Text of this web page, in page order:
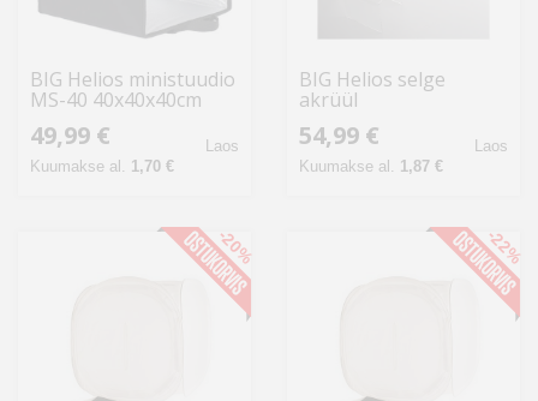
BIG Helios ministuudio
MS-40 40x40x40cm
49,99 €
Kuumakse al. 1,70 €
Laos
BIG Helios selge
akrüül
(428584)
54,99 €
Kuumakse al. 1,87 €
Laos
-20% -22%
&
Mänguasjad
Auto